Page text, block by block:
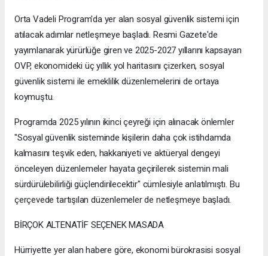
Orta Vadeli Program'da yer alan sosyal güvenlik sistemi için
atılacak adımlar netleşmeye başladı. Resmi Gazete'de
yayımlanarak yürürlüğe giren ve 2025-2027 yıllarını kapsayan
OVP, ekonomideki üç yıllık yol haritasını çizerken, sosyal
güvenlik sistemi ile emeklilik düzenlemelerini de ortaya
koymuştu.
Programda 2025 yılının ikinci çeyreği için alınacak önlemler
"Sosyal güvenlik sisteminde kişilerin daha çok istihdamda
kalmasını teşvik eden, hakkaniyeti ve aktüeryal dengeyi
önceleyen düzenlemeler hayata geçirilerek sistemin mali
sürdürülebilirliği güçlendirilecektir" cümlesiyle anlatılmıştı. Bu
çerçevede tartışılan düzenlemeler de netleşmeye başladı.
BİRÇOK ALTENATİF SEÇENEK MASADA
Hürriyette yer alan habere göre, ekonomi bürokrasisi sosyal